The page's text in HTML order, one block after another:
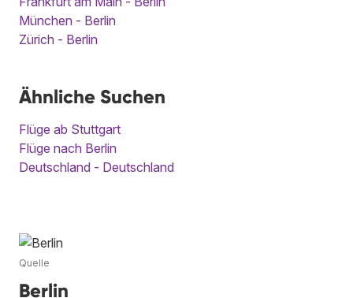
München - Berlin
Zürich - Berlin
Ähnliche Suchen
Flüge ab Stuttgart
Flüge nach Berlin
Deutschland - Deutschland
Quelle
Berlin